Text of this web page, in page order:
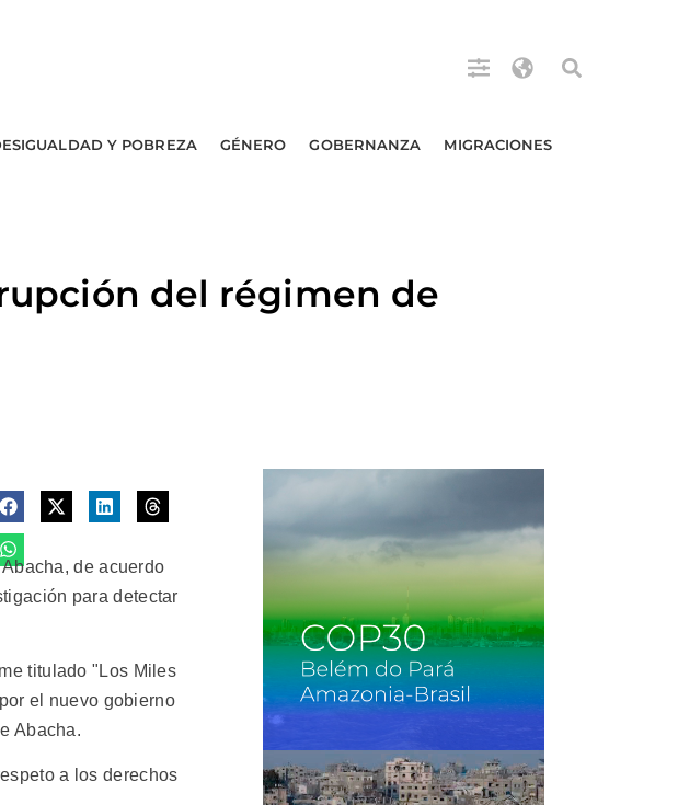
Y POBREZA GÉNERO GOBERNANZA MIGRACIONES
del régimen de
de acuerdo
para detectar
titulado "Los Miles
el nuevo gobierno
Abacha.
a los derechos